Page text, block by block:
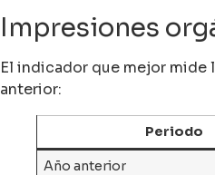
Impresiones
El indicador que mejor mide
anterior:
Periodo
Año anterior